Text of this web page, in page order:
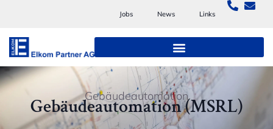
Jobs News Links
Gebäudeautomation
Gebäudeautomation (MSRL)